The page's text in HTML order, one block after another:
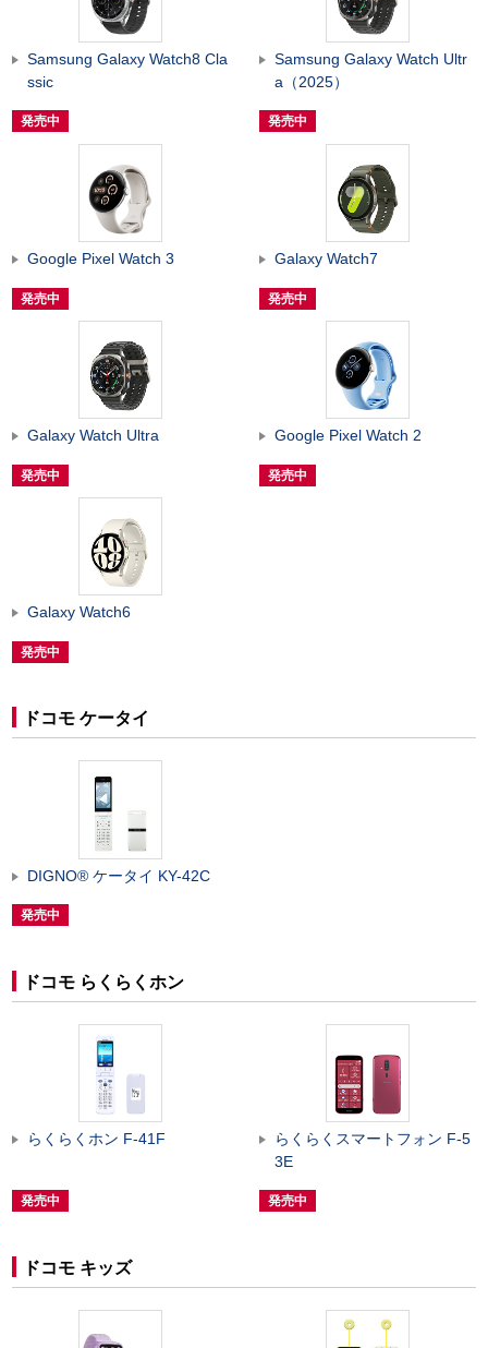
Samsung Galaxy Watch8 Cla
ssic
発売中
Samsung Galaxy Watch Ultr
a（2025）
発売中
Google Pixel Watch 3
発売中
Galaxy Watch7
発売中
Galaxy Watch Ultra
発売中
Google Pixel Watch 2
発売中
Galaxy Watch6
発売中
ドコモ ケータイ
DIGNO® ケータイ KY-42C
発売中
ドコモ らくらくホン
らくらくホン F-41F
発売中
らくらくスマートフォン F-5
3E
発売中
ドコモ キッズ